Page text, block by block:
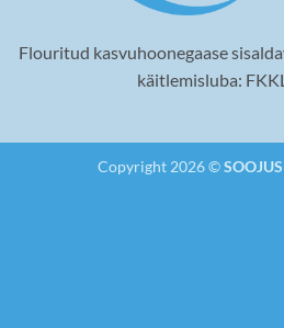
Flouritud kasvuhoonegaase
käitlemisluba:
Copyright 2026 ©